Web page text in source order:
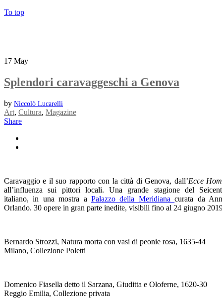
To top
17 May
Splendori caravaggeschi a Genova
by Niccolò Lucarelli
Art, Cultura, Magazine
Share
Caravaggio e il suo rapporto con la città di Genova, dall’Ecce
all’influenza sui pittori locali. Una grande stagione del
italiano, in una mostra a Palazzo della Meridianacurata da
Orlando. 30 opere in gran parte inedite, visibili fino al 24 giugno
Bernardo Strozzi, Natura morta con vasi di peonie rosa, 1635-44
Milano, Collezione Poletti
Domenico Fiasella detto il Sarzana, Giuditta e Oloferne, 1620-30
Reggio Emilia, Collezione privata